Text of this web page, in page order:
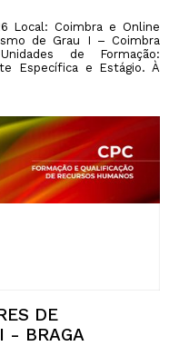
Local: Coimbra e Online
de Grau I – Coimbra
de Formação:
Específica e Estágio. À
DE
- BRAGA